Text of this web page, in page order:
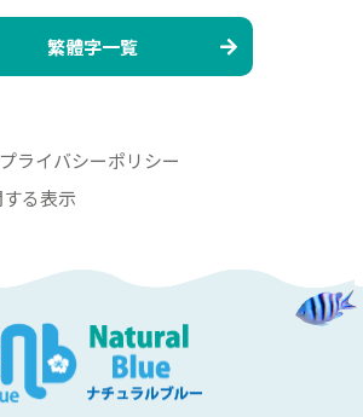
繁體字一覧
プライバシーポリシー
る表示